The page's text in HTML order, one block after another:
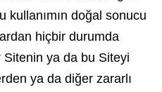
kullanımın doğal sonucu
hiçbir durumda
ya da bu Siteyi
ya da diğer zararlı